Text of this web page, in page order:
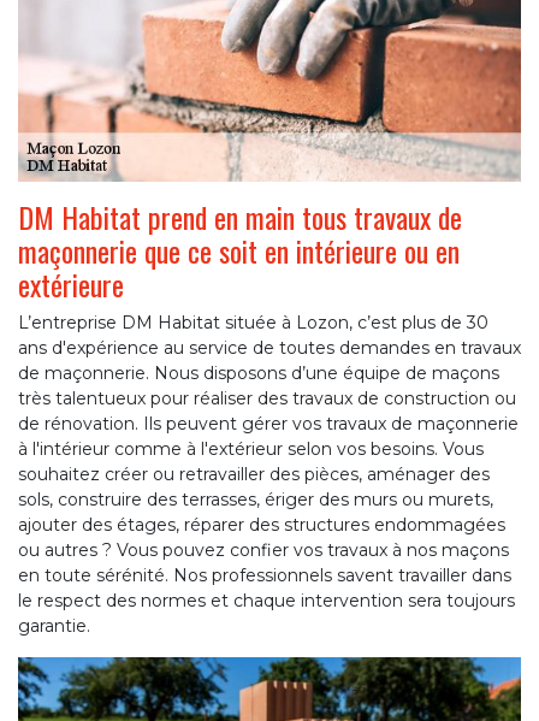
DM Habitat prend en main tous travaux de
maçonnerie que ce soit en intérieure ou en
extérieure
L’entreprise DM Habitat située à Lozon, c’est plus de 30
ans d'expérience au service de toutes demandes en travaux
de maçonnerie. Nous disposons d’une équipe de maçons
très talentueux pour réaliser des travaux de construction ou
de rénovation. Ils peuvent gérer vos travaux de maçonnerie
à l'intérieur comme à l'extérieur selon vos besoins. Vous
souhaitez créer ou retravailler des pièces, aménager des
sols, construire des terrasses, ériger des murs ou murets,
ajouter des étages, réparer des structures endommagées
ou autres ? Vous pouvez confier vos travaux à nos maçons
en toute sérénité. Nos professionnels savent travailler dans
le respect des normes et chaque intervention sera toujours
garantie.